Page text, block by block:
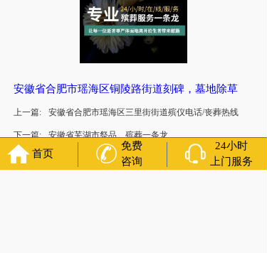
安徽省合肥市瑶海区铜陵路街道刻碑，墓地除草
上一篇: 安徽省合肥市瑶海区三里街街道殡仪电话/丧葬热线
下一篇: 安徽省芜湖市祭品、殡葬一条龙
首页
免费
咨询
24小时
上门服务